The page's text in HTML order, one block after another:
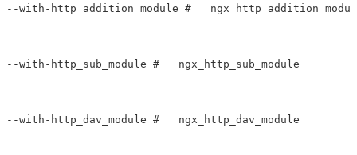
--with-http_addition_module #
--with-http_sub_module #   ngx_http_sub_module
--with-http_dav_module #   ngx_http_dav_module